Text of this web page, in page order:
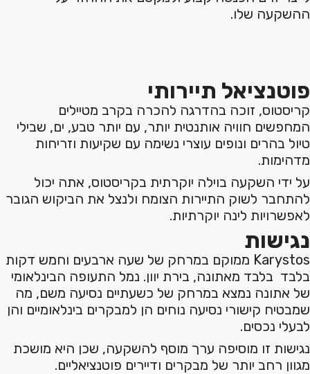
ההשקעה שלו.
פוטנציאל תיירותי
קריסטוס, זוכה בהדרגה להכרה בקרב מטיילים
המחפשים חוויה אותנטית יותר, עם יותר טבע, ים, שבילי
טיול בהרים ונופים עוצרי נשימה עם שקיעות וזריחות
מדהימות.
על ידי השקעה בוילה יוקרתית בקריסטוס, אתה יכול
להתחבר לשוק התיירות הצומח ולנצל את הביקוש הגובר
לאפשרויות לינה יוקרתיות.
נגישות
Karystos ממוקם במרחק של שעה ארבעים וחמש דקות
בלבד בלבד מאתונה, בירת יוון. נמל התעופה הבינלאומי
של אתונה נמצא במרחק של כשעתיים נסיעה משם, מה
שמבטיח קישורי נסיעה נוחים הן למבקרים בינלאומיים והן
לבעלי נכסים.
נגישות זו מוסיפה ערך מוסף להשקעה, שכן היא מושכת
מגוון רחב יותר של מבקרים ודיירים פוטנציאליים.